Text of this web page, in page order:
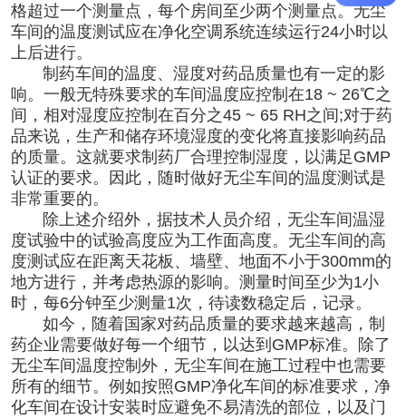
格超过一个测量点，每个房间至少两个测量点。无尘
车间的温度测试应在净化空调系统连续运行24小时以
上后进行。
制药车间的温度、湿度对药品质量也有一定的影
响。一般无特殊要求的车间温度应控制在18 ~ 26℃之
间，相对湿度应控制在百分之45 ~ 65 RH之间;对于药
品来说，生产和储存环境湿度的变化将直接影响药品
的质量。这就要求制药厂合理控制湿度，以满足GMP
认证的要求。因此，随时做好无尘车间的温度测试是
非常重要的。
除上述介绍外，据技术人员介绍，无尘车间温湿
度试验中的试验高度应为工作面高度。无尘车间的高
度测试应在距离天花板、墙壁、地面不小于300mm的
地方进行，并考虑热源的影响。测量时间至少为1小
时，每6分钟至少测量1次，待读数稳定后，记录。
如今，随着国家对药品质量的要求越来越高，制
药企业需要做好每一个细节，以达到GMP标准。除了
无尘车间温度控制外，无尘车间在施工过程中也需要
所有的细节。例如按照GMP净化车间的标准要求，净
化车间在设计安装时应避免不易清洗的部位，以及门